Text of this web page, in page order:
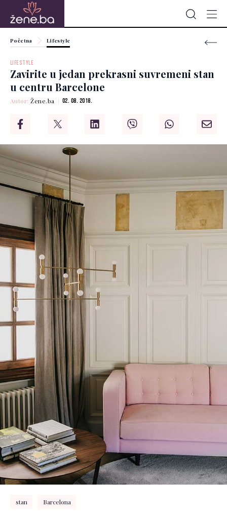
Početna Lifestyle
LIFESTYLE
Zavirite u jedan prekrasni suvremeni stan
u centru Barcelone
Autor:Žene.ba 02. 08. 2018.
stan Barcelona